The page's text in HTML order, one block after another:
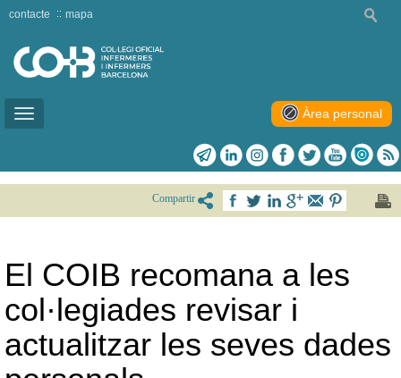
Toggle
contacte mapa
Àrea personal
Compartir
El COIB recomana a les
col·legiades revisar i
actualitzar les seves dades